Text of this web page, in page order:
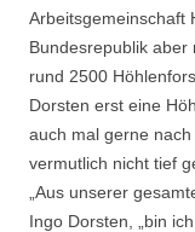
Arbeitsgemeinschaft
Bundesrepublik aber
rund 2500
Dorsten erst eine
auch mal gerne
vermutlich nicht tief
„Aus unserer
Ingo Dorsten, „bin